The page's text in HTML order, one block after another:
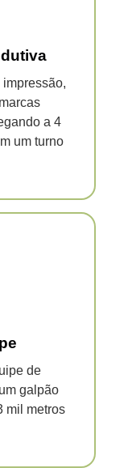
a 4
um turno
de
galpão
mil metros